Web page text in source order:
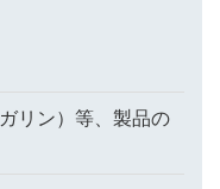
リン）等、製品の